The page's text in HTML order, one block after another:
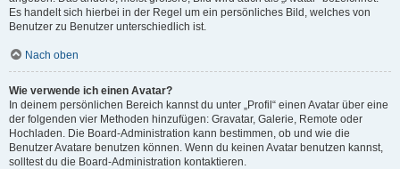
Es handelt sich hierbei in der Regel um ein persönliches Bild, welches von
Benutzer zu Benutzer unterschiedlich ist.
Nach oben
Wie verwende ich einen Avatar?
In deinem persönlichen Bereich kannst du unter „Profil“ einen Avatar über eine
der folgenden vier Methoden hinzufügen: Gravatar, Galerie, Remote oder
Hochladen. Die Board-Administration kann bestimmen, ob und wie die
Benutzer Avatare benutzen können. Wenn du keinen Avatar benutzen kannst,
solltest du die Board-Administration kontaktieren.